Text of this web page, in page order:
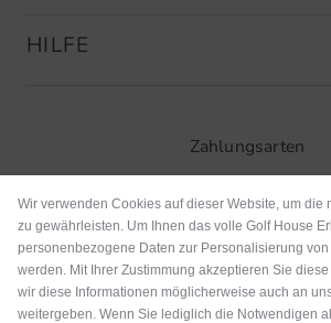
HILFE
Zahlungsarten
Wir verwenden Cookies auf dieser Website, um die
zu gewährleisten. Um Ihnen das volle Golf House
personenbezogene Daten zur Personalisierung
werden. Mit Ihrer Zustimmung akzeptieren Sie
wir diese Informationen möglicherweise auch an
weitergeben. Wenn Sie lediglich die Notwendigen